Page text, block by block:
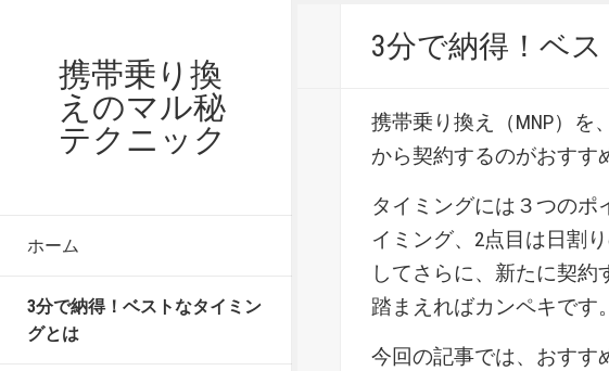
携帯乗り換
えのマル秘
テクニック
ホーム
3分で納得！ベストなタイミン
グとは
3分で納得！ベ
携帯乗り換え（MNP）
から契約するのがおすす
タイミングには３つのポ
イミング、2点目は日割
してさらに、新たに契
踏まえればカンペキです。
今回の記事では、おすす